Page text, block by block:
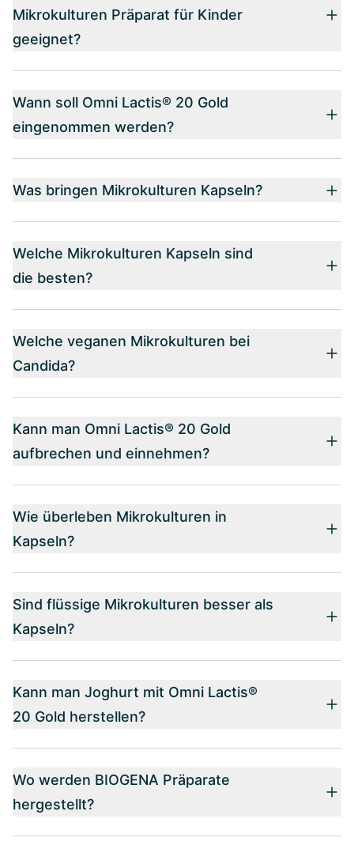
Mikrokulturen Präparat für Kinder
geeignet?
Wann soll Omni Lactis® 20 Gold
eingenommen werden?
Was bringen Mikrokulturen Kapseln?
Welche Mikrokulturen Kapseln sind
die besten?
Welche veganen Mikrokulturen bei
Candida?
Kann man Omni Lactis® 20 Gold
aufbrechen und einnehmen?
Wie überleben Mikrokulturen in
Kapseln?
Sind flüssige Mikrokulturen besser als
Kapseln?
Kann man Joghurt mit Omni Lactis®
20 Gold herstellen?
Wo werden BIOGENA Präparate
hergestellt?